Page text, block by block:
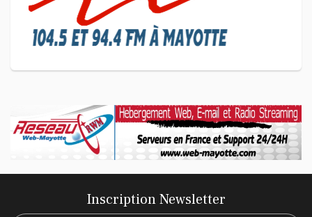
L'association Marovoanio et
Reska NI Kalamu pour la
Langue KIBOSI
Inscription Newsletter